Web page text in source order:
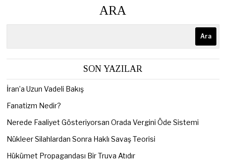
ARA
Ara
SON YAZILAR
İran’a Uzun Vadeli Bakış
Fanatizm Nedir?
Nerede Faaliyet Gösteriyorsan Orada Vergini Öde Sistemi
Nükleer Silahlardan Sonra Haklı Savaş Teorisi
Hükümet Propagandası Bir Truva Atıdır